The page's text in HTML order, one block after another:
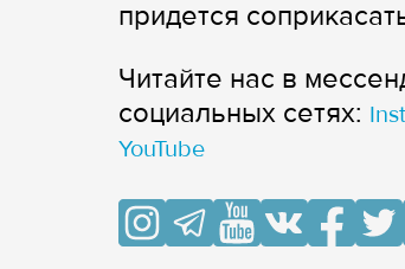
придется
Читайте нас в
cоциальных сетях:
YouTube